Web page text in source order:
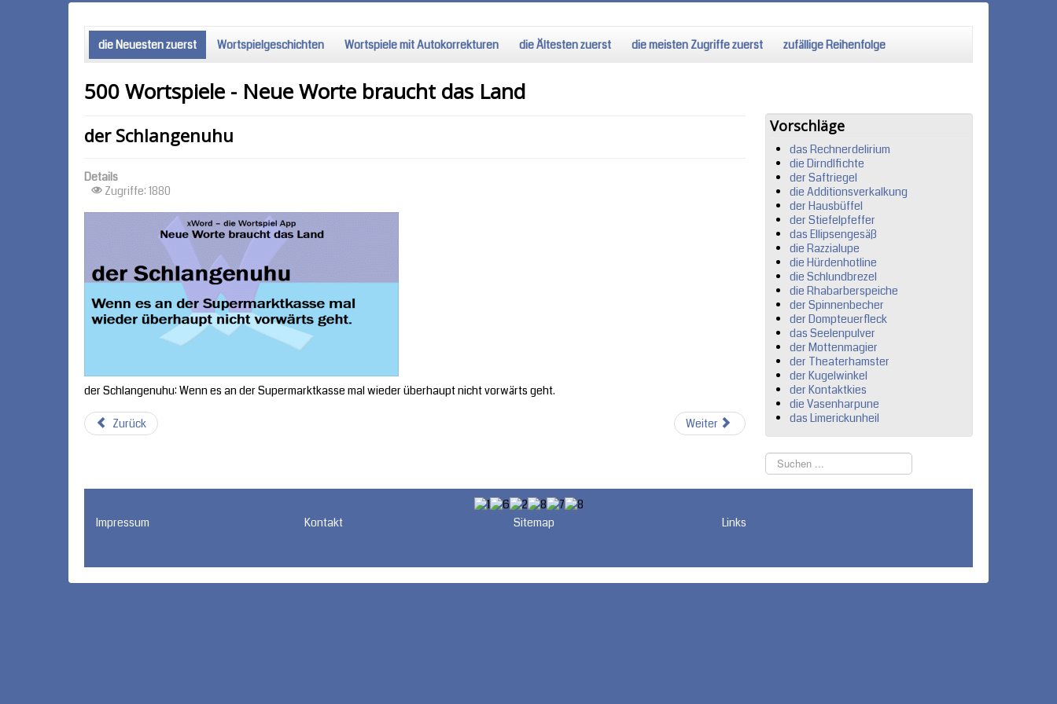
die Neuesten zuerst Wortspielgeschichten Wortspiele mit Autokorrekturen die Ältesten zuerst die meisten Zugriffe zuerst zufällige Reihenfolge
500 Wortspiele - Neue Worte braucht das Land
der Schlangenuhu
Details
Zugriffe: 1880
der Schlangenuhu: Wenn es an der Supermarktkasse mal wieder überhaupt nicht vorwärts geht.
Zurück Weiter
Vorschläge
das Rechnerdelirium
die Dirndlfichte
der Saftriegel
die Additionsverkalkung
der Hausbüffel
der Stiefelpfeffer
das Ellipsengesäß
die Razzialupe
die Hürdenhotline
die Schlundbrezel
die Rhabarberspeiche
der Spinnenbecher
der Dompteuerfleck
das Seelenpulver
der Mottenmagier
der Theaterhamster
der Kugelwinkel
der Kontaktkies
die Vasenharpune
das Limerickunheil
Suchen
...
Impressum Kontakt Sitemap Links